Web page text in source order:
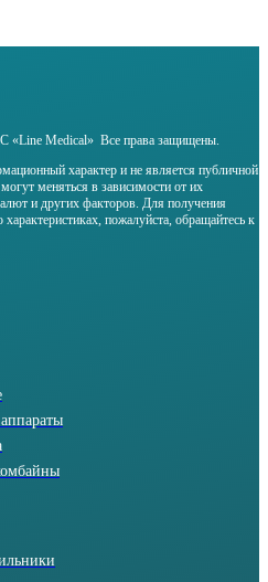
Medical» Все права защищены.
характер и не является публичной
меняться в зависимости от их
и других факторов. Для получения
пожалуйста, обращайтесь к